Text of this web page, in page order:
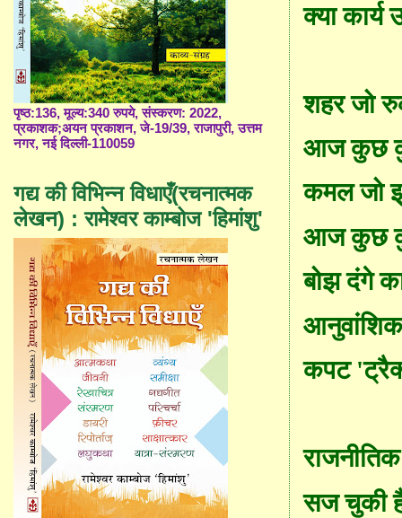
क्या कार्य
शहर जो
आज कुछ
कमल जो
आज कुछ
बोझ दंगे
कपट'
सज चुकी हैं
पृष्ठ:136, मूल्य:340 रुपये, संस्करण: 2022,
प्रकाशक;अयन प्रकाशन, जे-19/39, राजापुरी, उत्तम
नगर, नई दिल्ली-110059
गद्य की विभिन्न विधाएँ(रचनात्मक
लेखन) : रामेश्वर काम्बोज 'हिमांशु'